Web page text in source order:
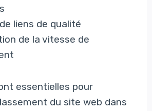
liens de qualité
de la vitesse de
essentielles pour
du site web dans